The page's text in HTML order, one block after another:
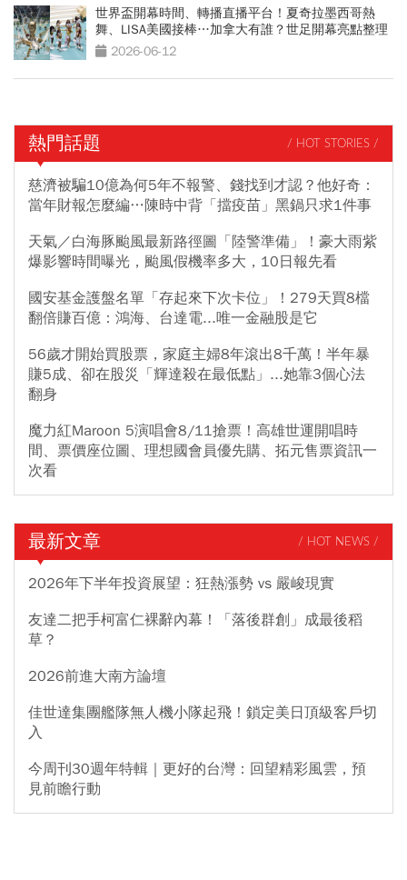
世界盃開幕時間、轉播直播平台！夏奇拉墨西哥熱
舞、LISA美國接棒…加拿大有誰？世足開幕亮點整理
包 2026-06-12
熱門話題 / HOT STORIES /
慈濟被騙10億為何5年不報警、錢找到才認？他好奇：
當年財報怎麼編…陳時中背「擋疫苗」黑鍋只求1件事
天氣／白海豚颱風最新路徑圖「陸警準備」！豪大雨紫
爆影響時間曝光，颱風假機率多大，10日報先看
國安基金護盤名單「存起來下次卡位」！279天買8檔
翻倍賺百億：鴻海、台達電...唯一金融股是它
56歲才開始買股票，家庭主婦8年滾出8千萬！半年暴
賺5成、卻在股災「輝達殺在最低點」...她靠3個心法
翻身
魔力紅Maroon 5演唱會8/11搶票！高雄世運開唱時
間、票價座位圖、理想國會員優先購、拓元售票資訊一
次看
最新文章 / HOT NEWS /
2026年下半年投資展望：狂熱漲勢 vs 嚴峻現實
友達二把手柯富仁裸辭內幕！「落後群創」成最後稻
草？
2026前進大南方論壇
佳世達集團艦隊無人機小隊起飛！鎖定美日頂級客戶切
入
今周刊30週年特輯｜更好的台灣：回望精彩風雲，預
見前瞻行動